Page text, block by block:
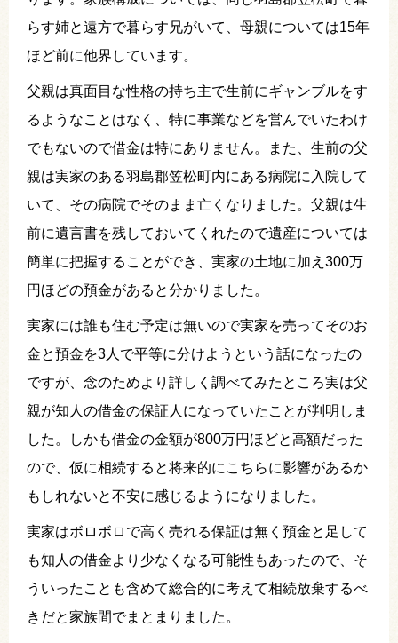
らす姉と遠方で暮らす兄がいて、母親については15年
ほど前に他界しています。
父親は真面目な性格の持ち主で生前にギャンブルをす
るようなことはなく、特に事業などを営んでいたわけ
でもないので借金は特にありません。また、生前の父
親は実家のある羽島郡笠松町内にある病院に入院して
いて、その病院でそのまま亡くなりました。父親は生
前に遺言書を残しておいてくれたので遺産については
簡単に把握することができ、実家の土地に加え300万
円ほどの預金があると分かりました。
実家には誰も住む予定は無いので実家を売ってそのお
金と預金を3人で平等に分けようという話になったの
ですが、念のためより詳しく調べてみたところ実は父
親が知人の借金の保証人になっていたことが判明しま
した。しかも借金の金額が800万円ほどと高額だった
ので、仮に相続すると将来的にこちらに影響があるか
もしれないと不安に感じるようになりました。
実家はボロボロで高く売れる保証は無く預金と足して
も知人の借金より少なくなる可能性もあったので、そ
ういったことも含めて総合的に考えて相続放棄するべ
きだと家族間でまとまりました。